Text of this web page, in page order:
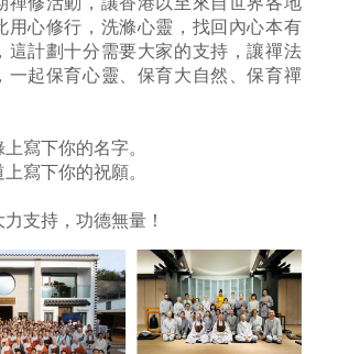
用心修行，洗滌心靈，找回內心本有
這計劃十分需要大家的支持，讓禪法
一起保育心靈、保育大自然、保育禪
寫下你的名字。
寫下你的祝願。
支持，功德無量！